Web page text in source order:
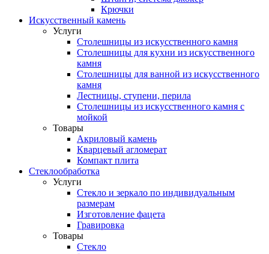
Крючки
Искусственный камень
Услуги
Столешницы из искусственного камня
Столешницы для кухни из искусственного
камня
Столешницы для ванной из искусственного
камня
Лестницы, ступени, перила
Столешницы из искусственного камня с
мойкой
Товары
Акриловый камень
Кварцевый агломерат
Компакт плита
Стеклообработка
Услуги
Стекло и зеркало по индивидуальным
размерам
Изготовление фацета
Гравировка
Товары
Стекло